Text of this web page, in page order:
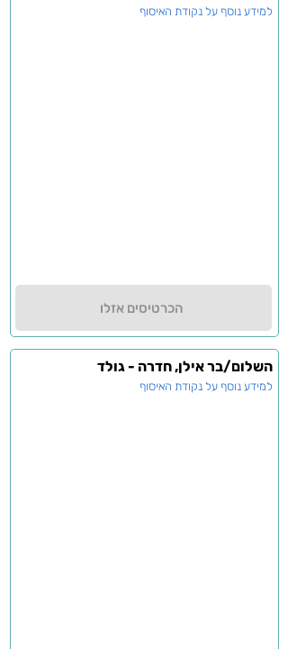
למידע נוסף על נקודת האיסוף
הכרטיסים אזלו
השלום/בר אילן, חדרה - גולד
למידע נוסף על נקודת האיסוף